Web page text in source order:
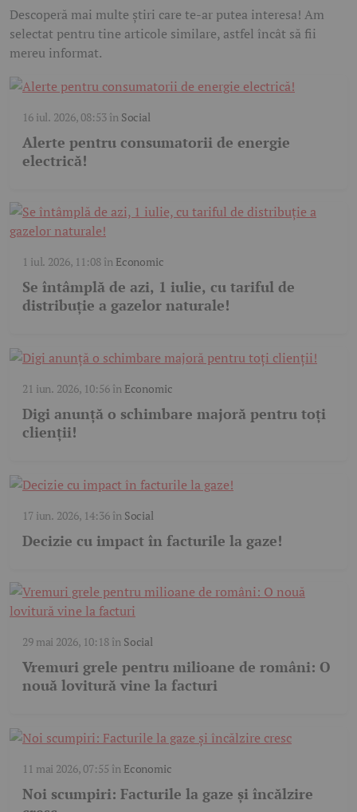
Descoperă mai multe știri care te-ar putea interesa! Am
selectat pentru tine articole similare, astfel încât să fii
mereu informat.
16 iul. 2026, 08:53în Social
Alerte pentru consumatorii de energie
electrică!
1 iul. 2026, 11:08în Economic
Se întâmplă de azi, 1 iulie, cu tariful de
distribuție a gazelor naturale!
21 iun. 2026, 10:56în Economic
Digi anunță o schimbare majoră pentru toți
clienții!
17 iun. 2026, 14:36în Social
Decizie cu impact în facturile la gaze!
29 mai 2026, 10:18în Social
Vremuri grele pentru milioane de români: O
nouă lovitură vine la facturi
11 mai 2026, 07:55 în Economic
Noi scumpiri: Facturile la gaze și încălzire